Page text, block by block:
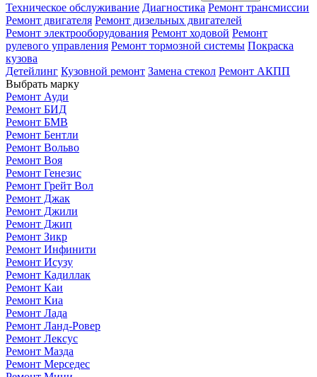
Техническое обслуживание Диагностика Ремонт трансмиссии
Ремонт двигателя Ремонт дизельных двигателей
Ремонт электрооборудования Ремонт ходовой Ремонт
рулевого управления Ремонт тормозной системы Покраска
кузова
Детейлинг Кузовной ремонт Замена стекол Ремонт АКПП
Выбрать марку
Ремонт Ауди
Ремонт БИД
Ремонт БМВ
Ремонт Бентли
Ремонт Вольво
Ремонт Воя
Ремонт Генезис
Ремонт Грейт Вол
Ремонт Джак
Ремонт Джили
Ремонт Джип
Ремонт Зикр
Ремонт Инфинити
Ремонт Исузу
Ремонт Кадиллак
Ремонт Каи
Ремонт Киа
Ремонт Лада
Ремонт Ланд-Ровер
Ремонт Лексус
Ремонт Мазда
Ремонт Мерседес